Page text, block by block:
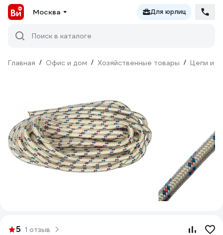
Москва Для юрлиц
Поиск в каталоге
Главная / Офис и дом / Хозяйственные товары / Цепи и
5 1 отзыв